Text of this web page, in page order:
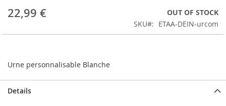
of
images
22,99 €
OUT OF STOCK
SKU
ETAA-DEIN-urcom
Urne personnalisable Blanche
Details